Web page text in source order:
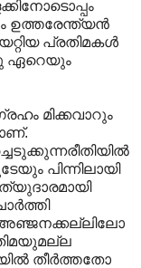
ഉത്തരേന്ത്യന്‍
പ്രതിമകള്‍
ഏറെയും
മിക്കവാറും
പിന്നിലായി
തീര്‍ത്തതോ